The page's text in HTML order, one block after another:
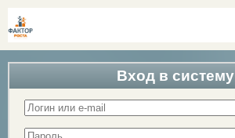
Вход в систему